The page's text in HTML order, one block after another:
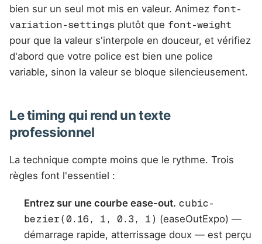
bien sur un seul mot mis en valeur. Animez font-
variation-settings plutôt que font-weight
pour que la valeur s'interpole en douceur, et vérifiez
d'abord que votre police est bien une police
variable, sinon la valeur se bloque silencieusement.
Le timing qui rend un texte
professionnel
La technique compte moins que le rythme. Trois
règles font l'essentiel :
Entrez sur une courbe ease-out. cubic-
bezier(0.16, 1, 0.3, 1) (easeOutExpo) —
démarrage rapide, atterrissage doux — est perçu